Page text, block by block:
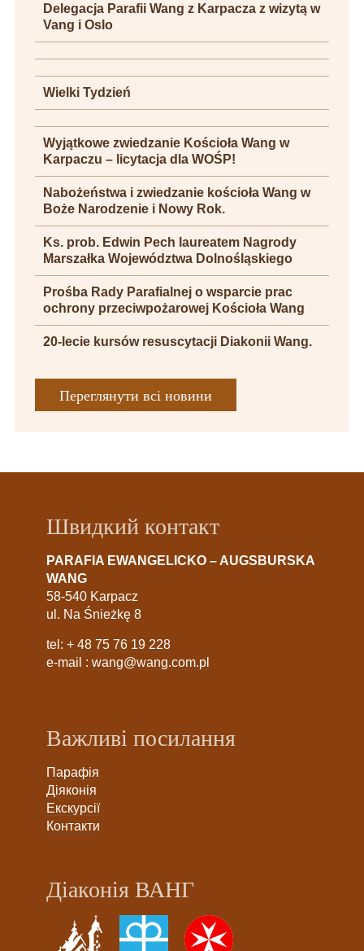
Delegacja Parafii Wang z Karpacza z wizytą w
Vang i Oslo
Wielki Tydzień
Wyjątkowe zwiedzanie Kościoła Wang w
Karpaczu – licytacja dla WOŚP!
Nabożeństwa i zwiedzanie kościoła Wang w
Boże Narodzenie i Nowy Rok.
Ks. prob. Edwin Pech laureatem Nagrody
Marszałka Województwa Dolnośląskiego
Prośba Rady Parafialnej o wsparcie prac
ochrony przeciwpożarowej Kościoła Wang
20-lecie kursów resuscytacji Diakonii Wang.
Переглянути всі новини
Швидкий контакт
PARAFIA EWANGELICKO – AUGSBURSKA
WANG
58-540 Karpacz
ul. Na Śnieżkę 8
tel: + 48 75 76 19 228
e-mail : wang@wang.com.pl
Важливі посилання
Парафія
Діяконія
Екскурсії
Контакти
Діаконія ВАНГ